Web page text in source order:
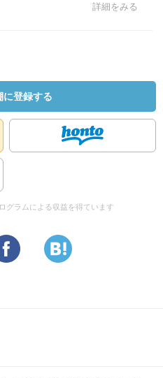
詳細をみる
に登録する
グラムによる収益を得ています